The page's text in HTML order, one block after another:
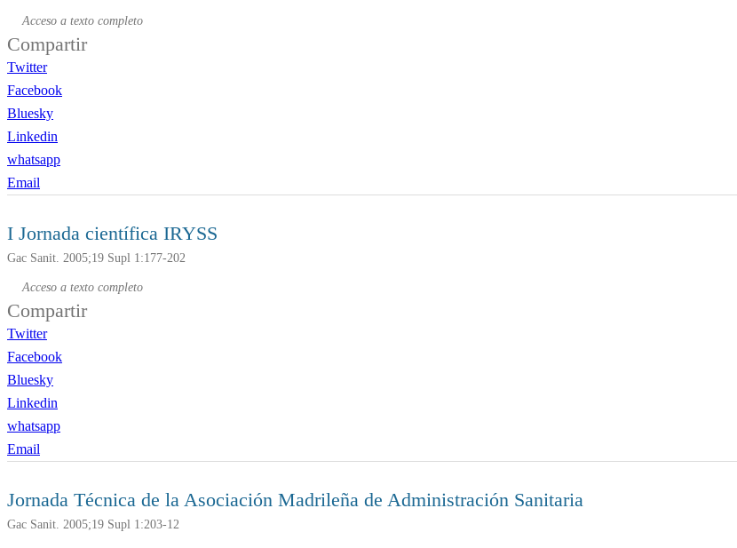
Acceso a texto completo
Compartir
Twitter
Facebook
Bluesky
Linkedin
whatsapp
Email
I Jornada científica IRYSS
Gac Sanit. 2005;19 Supl 1:177-202
Acceso a texto completo
Compartir
Twitter
Facebook
Bluesky
Linkedin
whatsapp
Email
Jornada Técnica de la Asociación Madrileña de Administración Sanitaria
Gac Sanit. 2005;19 Supl 1:203-12